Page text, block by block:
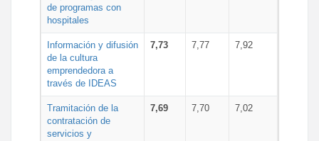
de programas con
hospitales
Información y difusión
de la cultura
emprendedora a
través de IDEAS
7,73 7,77 7,92
Tramitación de la
contratación de
servicios y
7,69 7,70 7,02